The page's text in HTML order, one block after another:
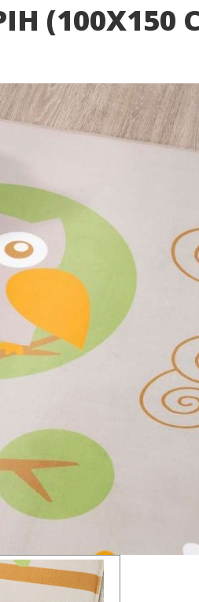
(100X150